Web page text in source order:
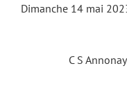
Dimanche 14 mai
C S Annonay